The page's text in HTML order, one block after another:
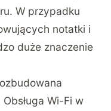
W przypadku
notatki i
duże znaczenie
Wi-Fi w